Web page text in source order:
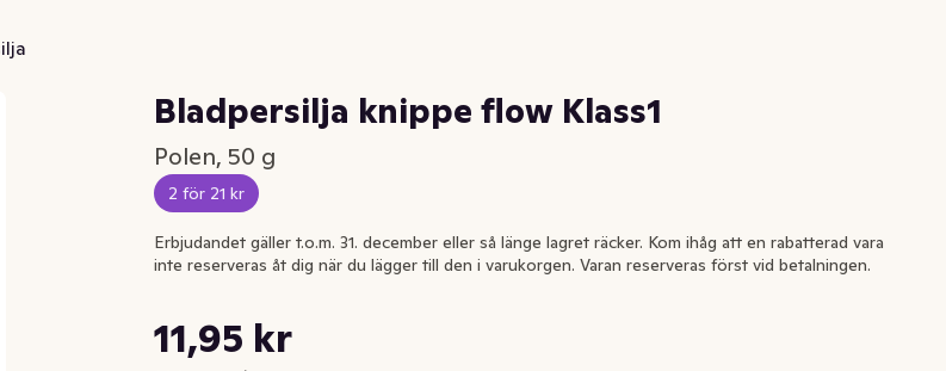
Bladpersilja knippe flow Klass1
Polen, 50 g
2 för 21 kr
11,95 kr
Styckpris: 239,00 kr /kg
Erbjudandet gäller t.o.m. 31. december eller så länge lagret räcker. Kom ihåg att en rabatterad vara
inte reserveras åt dig när du lägger till den i varukorgen. Varan reserveras först vid betalningen.